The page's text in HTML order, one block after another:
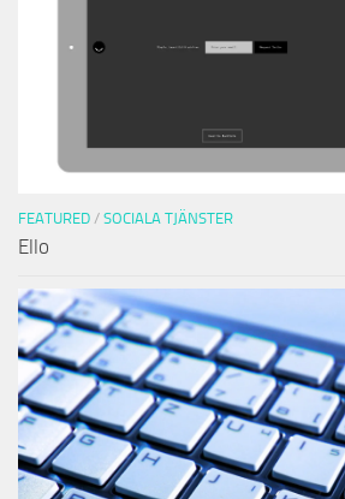
FEATURED / SOCIALA TJÄNSTER
Ello